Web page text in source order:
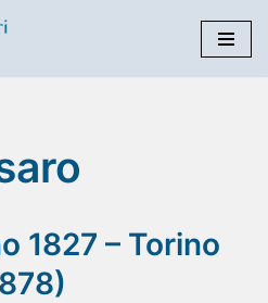
1827 – Torino